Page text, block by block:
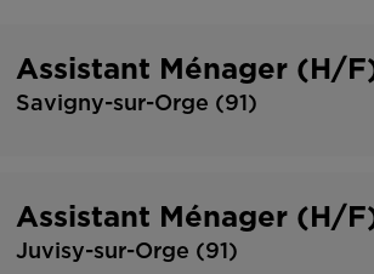
Assistant Ménager (H/
Savigny-sur-Orge (91)
Assistant Ménager (H/
Juvisy-sur-Orge (91)